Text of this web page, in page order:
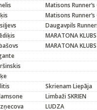
Matisons Runner’s
Matisons Runner’s
Daugavpils
MARATONA KLUBS
MARATONA KLUBS
Skrienam Liepāja
Limbaži SKRIEN
LUDZA